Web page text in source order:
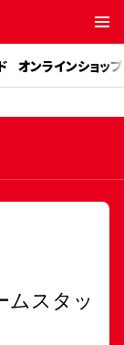
オンラインショップ
ムスタッ